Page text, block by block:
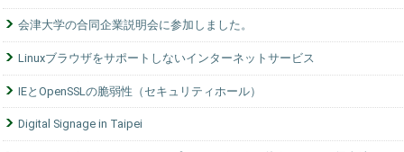
会津大学の合同企業説明会に参加しました。
Linuxブラウザをサポートしないインターネットサービス
IEとOpenSSLの脆弱性（セキュリティホール）
Digital Signage in Taipei